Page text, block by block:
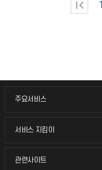
1
주요서비스
주요서비스
교무회의방송
서비스 지킴이
서비스 지킴이
묻고 답하기
관련사이트
관련사이트